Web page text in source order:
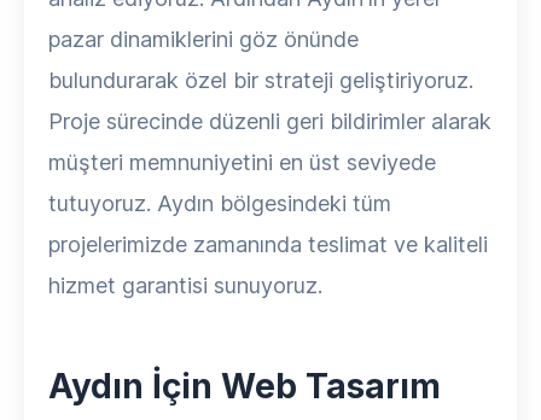
pazar dinamiklerini göz önünde
bulundurarak özel bir strateji geliştiriyoruz.
Proje sürecinde düzenli geri bildirimler alarak
müşteri memnuniyetini en üst seviyede
tutuyoruz. Aydın bölgesindeki tüm
projelerimizde zamanında teslimat ve kaliteli
hizmet garantisi sunuyoruz.
Aydın İçin Web Tasarım